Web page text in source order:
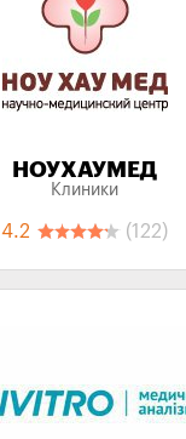
НОУХАУМЕД
Клиники
4.2 (122)